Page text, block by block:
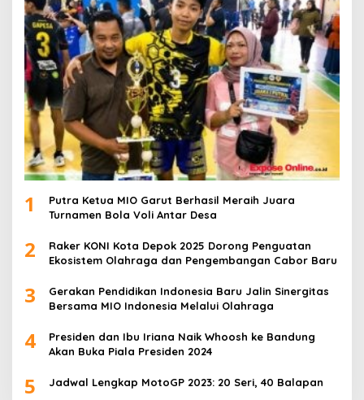
1
Putra Ketua MIO Garut Berhasil Meraih Juara
Turnamen Bola Voli Antar Desa
2
Raker KONI Kota Depok 2025 Dorong Penguatan
Ekosistem Olahraga dan Pengembangan Cabor Baru
3
Gerakan Pendidikan Indonesia Baru Jalin Sinergitas
Bersama MIO Indonesia Melalui Olahraga
4
Presiden dan Ibu Iriana Naik Whoosh ke Bandung
Akan Buka Piala Presiden 2024
5 Jadwal Lengkap MotoGP 2023: 20 Seri, 40 Balapan